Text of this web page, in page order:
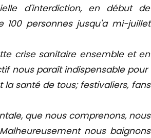
d'interdiction, en début de
personnes jusqu'a mi-juillet
crise sanitaire ensemble et en
nous paraît indispensable pour
santé de tous; festivaliers, fans
que nous comprenons, nous
nous baignons